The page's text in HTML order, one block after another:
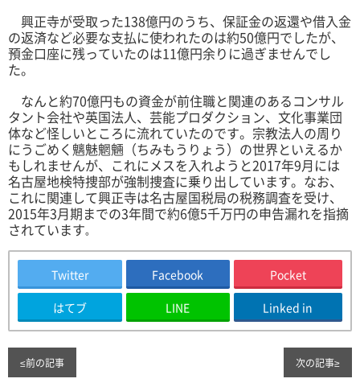
興正寺が受取った138億円のうち、保証金の返還や借入金
の返済など必要な支払に使われたのは約50億円でしたが、
預金口座に残っていたのは11億円余りに過ぎませんでし
た。
なんと約70億円もの資金が前住職と関連のあるコンサル
タント会社や英国法人、芸能プロダクション、文化事業団
体など怪しいところに流れていたのです。宗教法人の周り
にうごめく魑魅魍魎（ちみもうりょう）の世界といえるか
もしれませんが、これにメスを入れようと2017年9月には
名古屋地検特捜部が強制捜査に乗り出しています。なお、
これに関連して興正寺は名古屋国税局の税務調査を受け、
2015年3月期までの3年間で約6億5千万円の申告漏れを指摘
されています。
Twitter Facebook Pocket
はてブ LINE Linked in
≤前の記事 次の記事≥